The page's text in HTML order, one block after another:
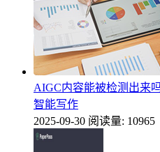
AIGC内容能被检测出来
智能写作
2025-09-30 阅读量: 10965